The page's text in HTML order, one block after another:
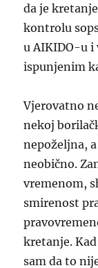
da je
kontrolu
u AIKIDO-u i
ispunjenim
Vjerovatno
nekoj
nepoželjna,
neobično.
vremenom,
smirenost
kretanje.
sam da to